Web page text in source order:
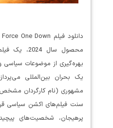
محصول سال
بهره‌گیری از موضوعات سیاسی
یک بحران بین‌المللی
مشهوری (نام کارگردان مشخص
سنت فیلم‌های اکشن سیاسی
پرهیجان، شخصیت‌های